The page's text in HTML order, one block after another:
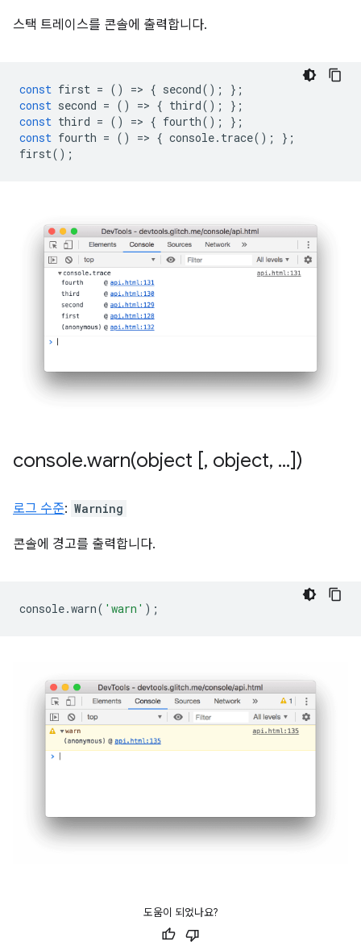
스택 트레이스를 콘솔에 출력합니다.
const first = () => { second();
};
const second = () => { third();
};
const third = () => { fourth();
};
const fourth = () => { console. trace();
};
first();
console.warn(object [, object, ...])
로그 수준: Warning
콘솔에 경고를 출력합니다.
console.warn( 'warn' );
도움이 되었나요?